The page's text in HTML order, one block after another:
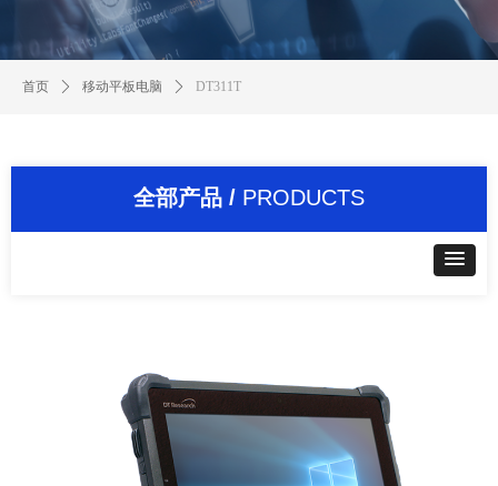
全部产品 / PRODUCTS
首页 ꄲ 移动平板电脑 ꄲ DT311T